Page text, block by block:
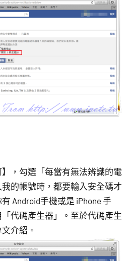
，勾選「每當有無法辨識的電
的帳號時，都要輸入安全碼才
Android手機或是 iPhone 手
代碼產生器」。至於代碼產生
介紹。